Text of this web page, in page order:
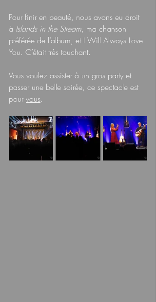
Pour finir en beauté, nous avons eu droit
à Islands in the Stream, ma chanson
préférée de l’album, et I Will Always Love
You. C’était très touchant.
Vous voulez assister à un gros party et
passer une belle soirée, ce spectacle est
pour vous.